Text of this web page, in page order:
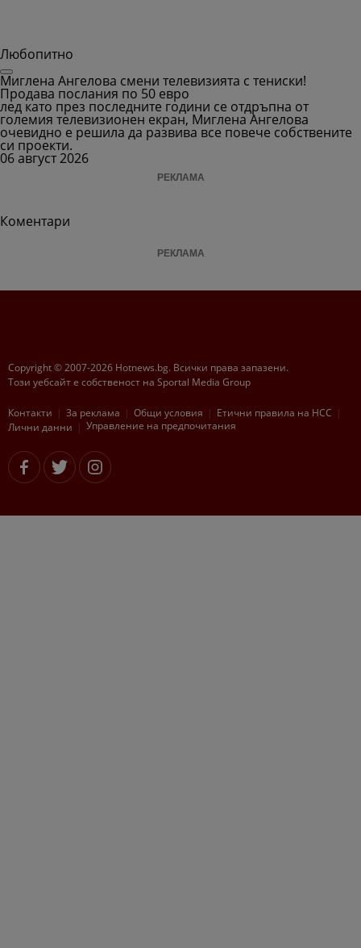
Любопитно
Миглена Ангелова смени телевизията с тениски!
Продава послания по 50 евро
лед като през последните години се отдръпна от
големия телевизионен екран, Миглена Ангелова
очевидно е решила да развива все повече собствените
си проекти.
06 август 2026
РЕКЛАМА
Коментари
РЕКЛАМА
Copyright © 2007-2026 Hotnews.bg. Всички права запазени.
Този уебсайт е собственост на Sportal Media Group
Контакти За рекламa Общи условия
Етични правила на НСС
Лични данни
Управление на предпочитания